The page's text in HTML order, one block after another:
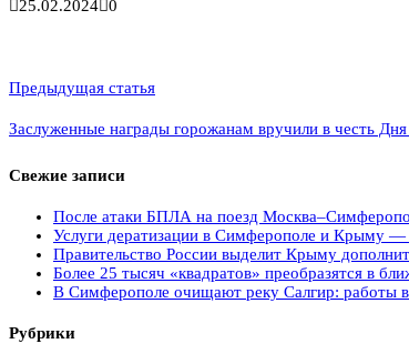
25.02.2024 0
Навигация
по
Предыдущая статья
Заслуженные награды горожанам вручили в честь
Свежие записи
После атаки БПЛА на поезд
Услуги дератизации в Симферополе и Крыму —
Правительство России выделит Крыму
Более 25 тысяч «квадратов» преобразятся в
В Симферополе очищают реку Салгир: работы
Рубрики